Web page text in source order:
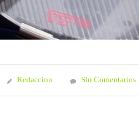
Redaccion Sin Comentarios